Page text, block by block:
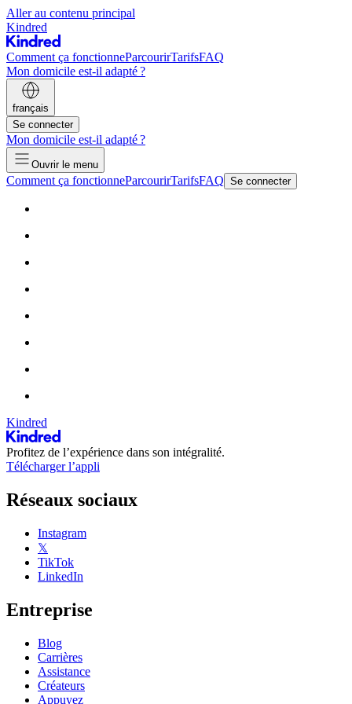
Aller au contenu principal
Kindred
Comment ça fonctionneParcourirTarifsFAQ
Mon domicile est-il adapté ?
français
Se connecter
Mon domicile est-il adapté ?
Ouvrir le menu
Comment ça fonctionneParcourirTarifsFAQ Se connecter
Kindred
Profitez de l’expérience dans son intégralité.
Télécharger l’appli
Réseaux sociaux
Instagram
𝕏
TikTok
LinkedIn
Entreprise
Blog
Carrières
Assistance
Créateurs
Appuyez